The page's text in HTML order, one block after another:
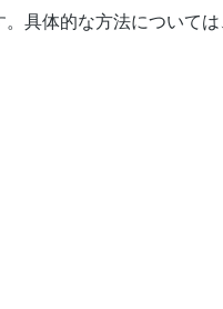
具体的な方法については